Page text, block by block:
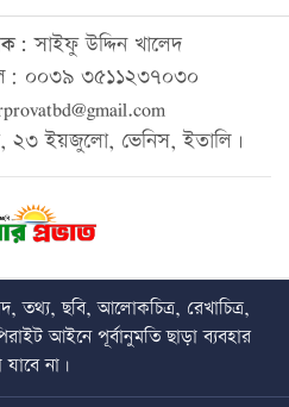
সাইফু উদ্দিন খালেদ
০০৩৯ ৩৫১১২৩৭০৩০
২৩ ইয়জুলো, ভেনিস, ইতালি।
তথ্য, ছবি, আলোকচিত্র, রেখাচিত্র,
আইনে পূর্বানুমতি ছাড়া ব্যবহার
না।